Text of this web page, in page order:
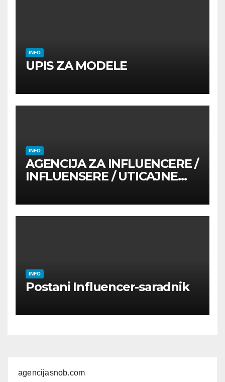
INFO
UPIS ZA MODELE
INFO
AGENCIJA ZA INFLUENCERE /
INFLUENSERE / UTICAJNE
INFO
Postani Influencer-saradnik
agencijasnob.com